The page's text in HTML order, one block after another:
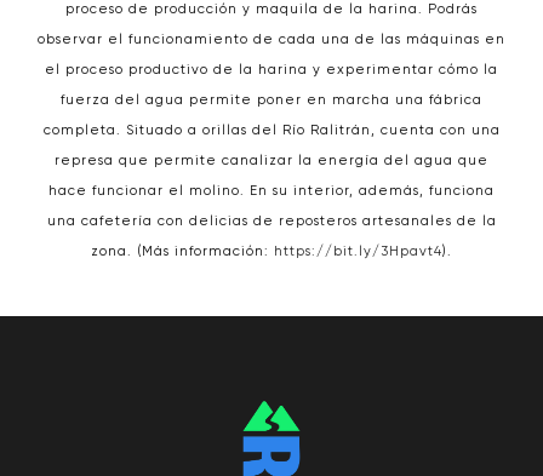
proceso de producción y maquila de la harina. Podrás
observar el funcionamiento de cada una de las máquinas en
el proceso productivo de la harina y experimentar cómo la
fuerza del agua permite poner en marcha una fábrica
completa. Situado a orillas del Río Ralitrán, cuenta con una
represa que permite canalizar la energía del agua que
hace funcionar el molino. En su interior, además, funciona
una cafetería con delicias de reposteros artesanales de la
zona. (Más información: https://bit.ly/3Hpavt4).